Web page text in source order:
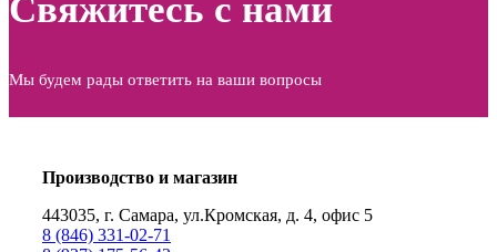
Свяжитесь с нами
Мы будем рады ответить на ваши вопросы
Производство и магазин
443035, г. Самара, ул.Кромская, д. 4, офис 5
8 (846) 331-02-71